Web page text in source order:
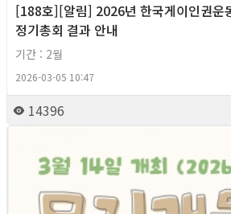
[188호][알림] 2026년 한국게이인권운
정기총회 결과 안내
기간 : 2월
2026-03-05 10:47
14396